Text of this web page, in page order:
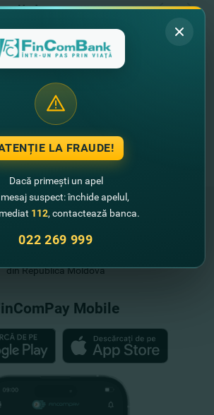
S.A. este membră a
din Republica Moldova
Mobile
LA FRAUDE!
Dacă primești un apel
suspect: închide apelul,
112, contactează banca.
022 269 999